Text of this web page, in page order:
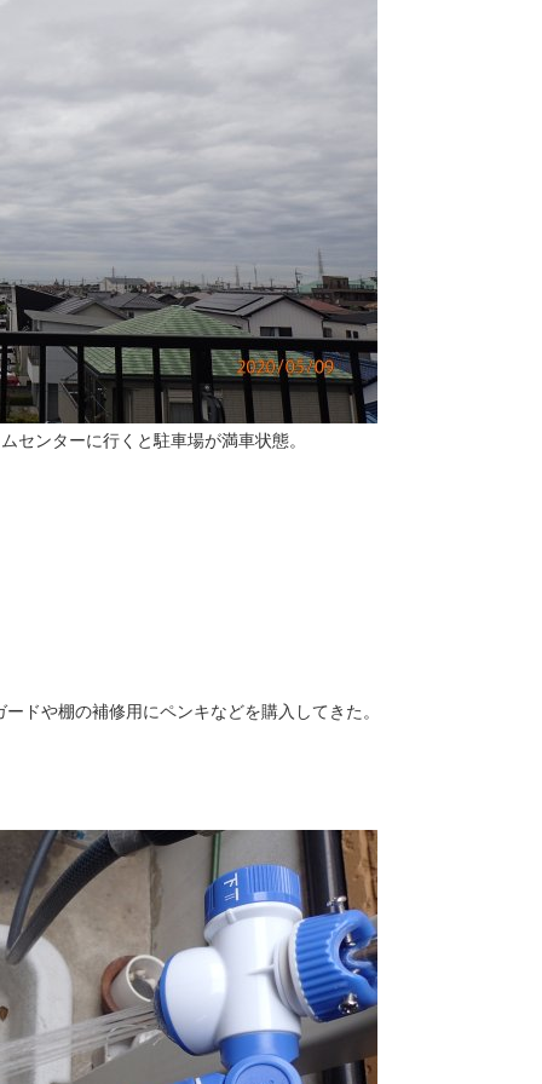
センターに行くと駐車場が満車状態。
ドや棚の補修用にペンキなどを購入してきた。